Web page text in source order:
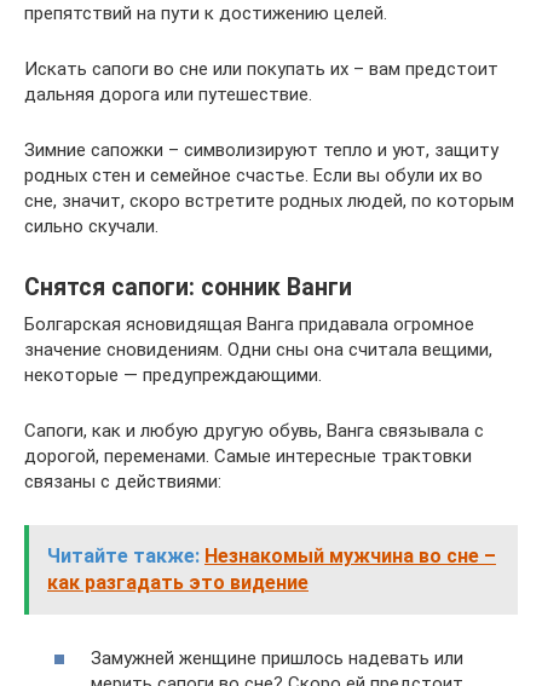
препятствий на пути к достижению целей.
Искать сапоги во сне или покупать их – вам предстоит
дальняя дорога или путешествие.
Зимние сапожки – символизируют тепло и уют, защиту
родных стен и семейное счастье. Если вы обули их во
сне, значит, скоро встретите родных людей, по которым
сильно скучали.
Снятся сапоги: сонник Ванги
Болгарская ясновидящая Ванга придавала огромное
значение сновидениям. Одни сны она считала вещими,
некоторые — предупреждающими.
Сапоги, как и любую другую обувь, Ванга связывала с
дорогой, переменами. Самые интересные трактовки
связаны с действиями:
Читайте также: Незнакомый мужчина во сне –
как разгадать это видение
Замужней женщине пришлось надевать или